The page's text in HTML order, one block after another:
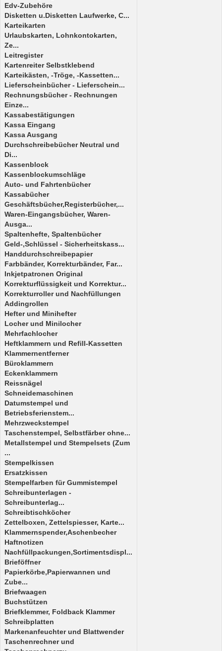
Edv-Zubehöre
Disketten u.Disketten Laufwerke, C...
Karteikarten
Urlaubskarten, Lohnkontokarten,
Ze...
Leitregister
Kartenreiter Selbstklebend
Karteikästen, -Tröge, -Kassetten...
Lieferscheinbücher - Lieferschein...
Rechnungsbücher - Rechnungen
Einze...
Kassabestätigungen
Kassa Eingang
Kassa Ausgang
Durchschreibebücher Neutral und
Di...
Kassenblock
Kassenblockumschläge
Auto- und Fahrtenbücher
Kassabücher
Geschäftsbücher,Registerbücher,...
Waren-Eingangsbücher, Waren-
Ausga...
Spaltenhefte, Spaltenbücher
Geld-,Schlüssel - Sicherheitskass...
Handdurchschreibepapier
Farbbänder, Korrekturbänder, Far...
Inkjetpatronen Original
Korrekturflüssigkeit und Korrektur...
Korrekturroller und Nachfüllungen
Addingrollen
Hefter und Minihefter
Locher und Minilocher
Mehrfachlocher
Heftklammern und Refill-Kassetten
Klammernentferner
Büroklammern
Eckenklammern
Reissnägel
Schneidemaschinen
Datumstempel und
Betriebsferienstem...
Mehrzweckstempel
Taschenstempel, Selbstfärber ohne...
Metallstempel und Stempelsets (Zum
...
Stempelkissen
Ersatzkissen
Stempelfarben für Gummistempel
Schreibunterlagen -
Schreibunterlag...
Schreibtischköcher
Zettelboxen, Zettelspiesser, Karte...
Klammernspender,Aschenbecher
Haftnotizen
Nachfüllpackungen,Sortimentsdispl...
Brieföffner
Papierkörbe,Papierwannen und
Zube...
Briefwaagen
Buchstützen
Briefklemmer, Foldback Klammer
Schreibplatten
Markenanfeuchter und Blattwender
Taschenrechner und